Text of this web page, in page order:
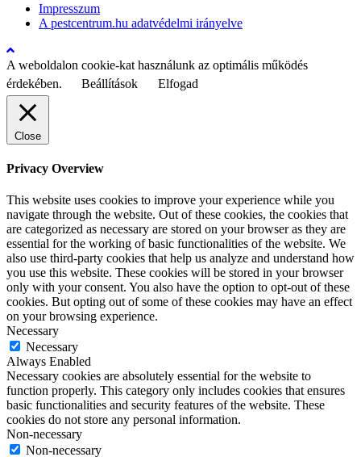
Impresszum
A pestcentrum.hu adatvédelmi irányelve
A weboldalon cookie-kat használunk az optimális működés
érdekében.
Beállítások Elfogad
Close
Privacy Overview
This website uses cookies to improve your experience while you
navigate through the website. Out of these cookies, the cookies that
are categorized as necessary are stored on your browser as they are
essential for the working of basic functionalities of the website. We
also use third-party cookies that help us analyze and understand how
you use this website. These cookies will be stored in your browser
only with your consent. You also have the option to opt-out of these
cookies. But opting out of some of these cookies may have an effect
on your browsing experience.
Necessary
Necessary
Always Enabled
Necessary cookies are absolutely essential for the website to
function properly. This category only includes cookies that ensures
basic functionalities and security features of the website. These
cookies do not store any personal information.
Non-necessary
Non-necessary